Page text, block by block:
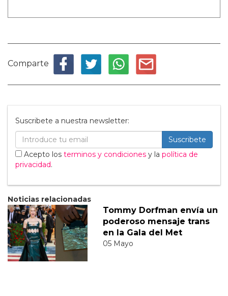
Comparte
Suscribete a nuestra newsletter:
Suscribete
Acepto los terminos y condiciones y la política de
privacidad.
Noticias relacionadas
Tommy Dorfman envía un
poderoso mensaje trans
en la Gala del Met
05 Mayo